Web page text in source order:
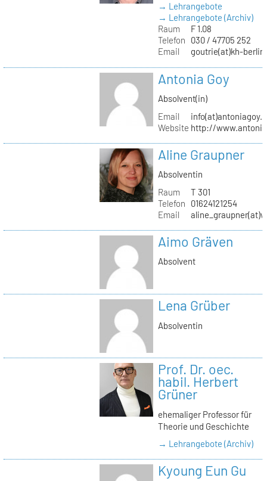
→ Lehrangebote
→ Lehrangebote (Archiv)
Raum
F 1.08
Telefon
030 / 47705 252
Email
goutrie(at)kh-
Antonia Goy
Absolvent(in)
Email
Website http://
Aline Graupner
Absolventin
Raum
T 301
Telefon
01624121254
Email
Aimo Gräven
Absolvent
Lena Grüber
Absolventin
Prof. Dr. oec.
habil. Herbert
Grüner
ehemaliger Professor für
Theorie und Geschichte
→ Lehrangebote (Archiv)
Kyoung Eun Gu